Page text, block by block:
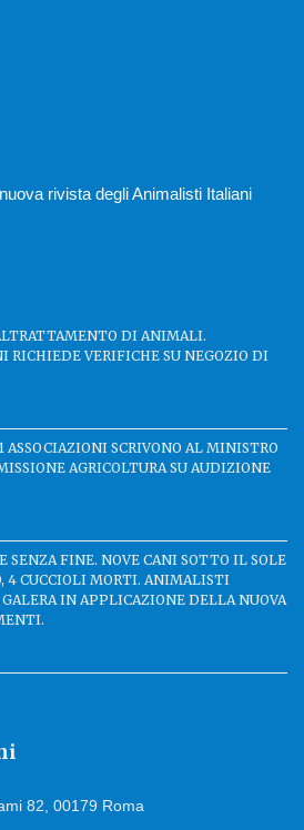
rivista degli Animalisti Italiani
DI ANIMALI.
VERIFICHE SU NEGOZIO DI
ASSOCIAZIONI SCRIVONO AL MINISTRO
AGRICOLTURA SU AUDIZIONE
SENZA FINE. NOVE CANI SOTTO IL SOLE
4 CUCCIOLI MORTI. ANIMALISTI
IN APPLICAZIONE DELLA NUOVA
82, 00179 Roma